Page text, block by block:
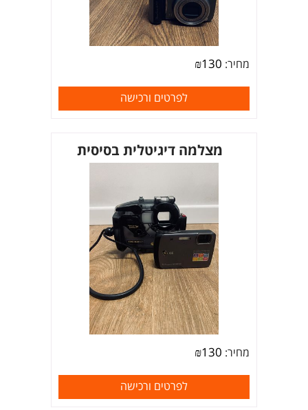
מחיר: ₪130
לפרטים ורכישה
מצלמה דיגיטלית בסיסית
מחיר: ₪130
לפרטים ורכישה